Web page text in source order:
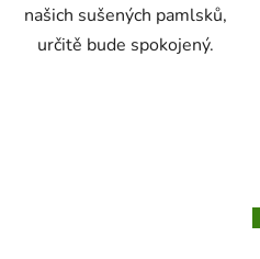
našich sušených pamlsků,
určitě bude spokojený.